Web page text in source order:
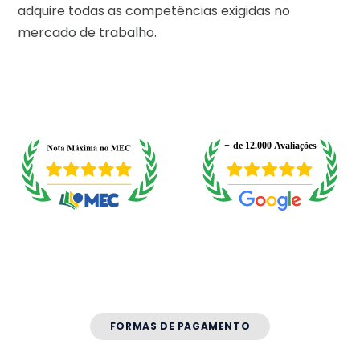
adquire todas as competências exigidas no
mercado de trabalho.
FORMAS DE PAGAMENTO